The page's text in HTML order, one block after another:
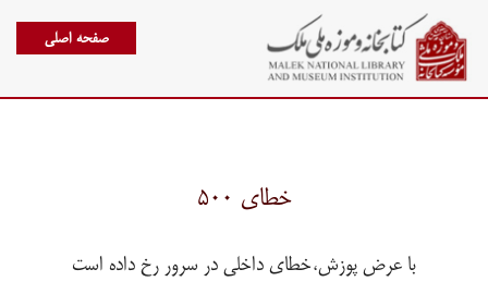
صفحه اصلی
خطای ۵۰۰
با عرض پوزش،خطای داخلی در سرور رخ داده است